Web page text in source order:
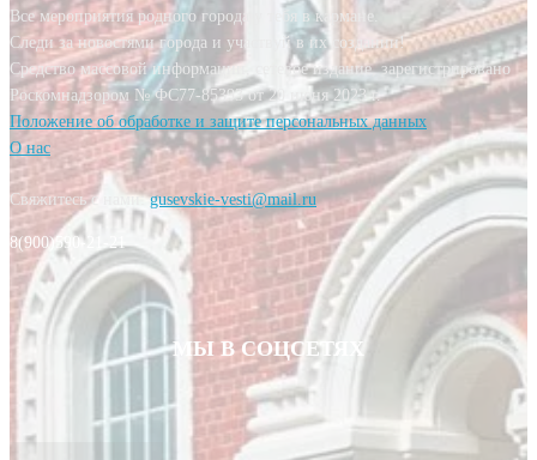
Все мероприятия родного города у тебя в кармане.
Следи за новостями города и участвуй в их создании!
Средство массовой информации, сетевое издание, зарегистрировано
Роскомнадзором № ФС77-85393 от 20 июня 2023 г.
Положение об обработке и защите персональных данных
О нас
Свяжитесь с нами:gusevskie-vesti@mail.ru
8(900)590-21-21
МЫ В СОЦСЕТЯХ